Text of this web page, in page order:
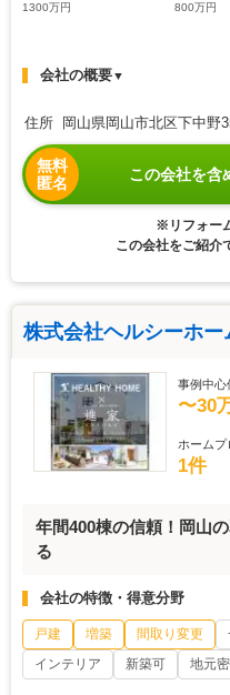
1300万円
800万円
会社の概要▼
住所 岡山県岡山市北区下中野
無料
匿名
この会社を含
※リフォー
この会社をご紹介
株式会社ヘルシーホー
事例中心
〜30
ホーム
1件
年間400棟の信頼！岡山
る
会社の特徴・得意分野
戸建 増築 間取り変更
インテリア
新築可 地元